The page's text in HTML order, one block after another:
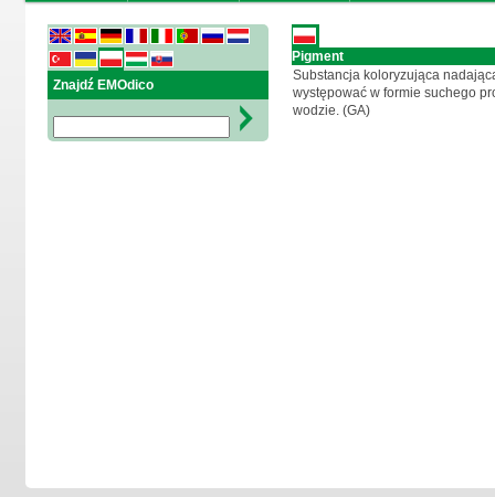
Znajdź EMOdico
Pigment
Substancja koloryzująca
występować w formie suchego
wodzie. (GA)